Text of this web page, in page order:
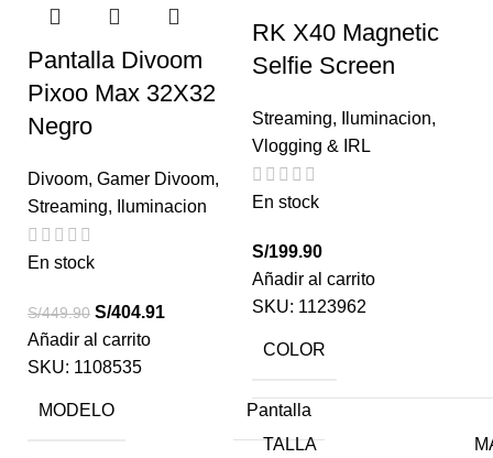
Pantalla Divoom
Pixoo Max 32X32
Negro
Divoom, Gamer Divoom,
Streaming, Iluminacion
En stock
S/449.90 S/404.91
Añadir al carrito
SKU: 1108535
MODELO Pantalla
RK X40 Magnetic
Selfie Screen
Streaming, Iluminacion,
Vlogging & IRL
En stock
S/199.90
Añadir al carrito
SKU: 1123962
COLOR
TALLA